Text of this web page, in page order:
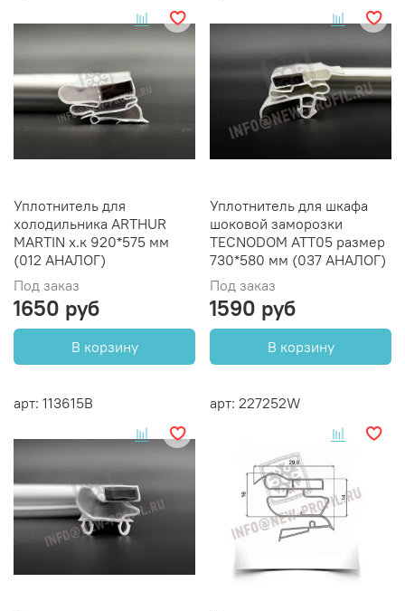
Уплотнитель для
холодильника ARTHUR
MARTIN х.к 920*575 мм
(012 АНАЛОГ)
Под заказ
1650 руб
В корзину
Уплотнитель для шкафа
шоковой заморозки
TECNODOM ATT05 размер
730*580 мм (037 АНАЛОГ)
Под заказ
1590 руб
В корзину
арт: 113615B арт: 227252W